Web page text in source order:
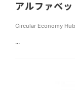
アルファベ
Circular Economy
...